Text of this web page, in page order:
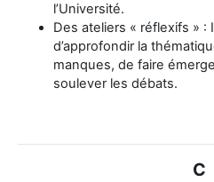
l’Université.
Des ateliers « réflexifs » :
d’approfondir la
manques, de faire
soulever les débats.
C